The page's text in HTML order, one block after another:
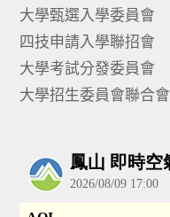
大學甄選入學委員會
四技申請入學聯招會
大學考試分發委員會
大學招生委員會聯合會